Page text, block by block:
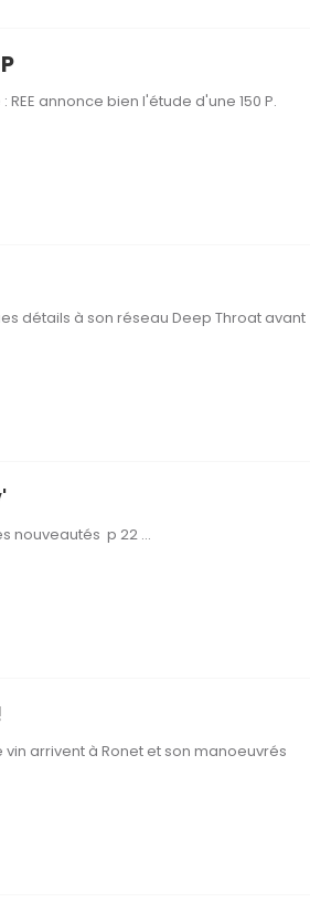
annonce bien l'étude d'une 150 P.
détails à son réseau Deep Throat avant
nouveautés p 22 …
arrivent à Ronet et son manoeuvrés